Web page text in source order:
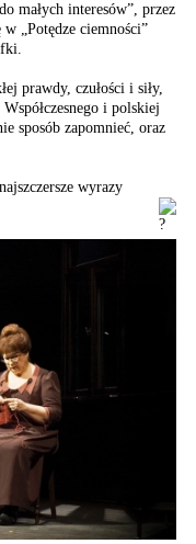
małych interesów”, przez
„Potędze ciemności”
prawdy, czułości i siły,
i polskiej
sposób zapomnieć, oraz
wyrazy